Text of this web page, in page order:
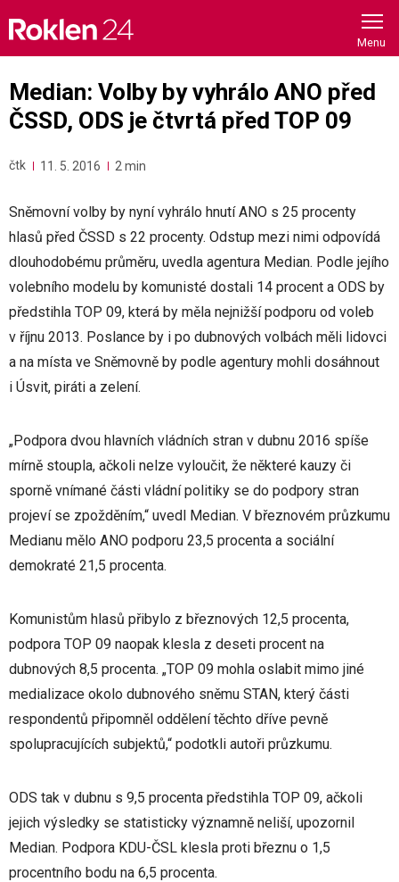
content
Median: Volby by vyhrálo ANO před
ČSSD, ODS je čtvrtá před TOP 09
čtk 11. 5. 2016 2 min
Sněmovní volby by nyní vyhrálo hnutí ANO s 25 procenty
hlasů před ČSSD s 22 procenty. Odstup mezi nimi odpovídá
dlouhodobému průměru, uvedla agentura Median. Podle jejího
volebního modelu by komunisté dostali 14 procent a ODS by
předstihla TOP 09, která by měla nejnižší podporu od voleb
v říjnu 2013. Poslance by i po dubnových volbách měli lidovci
a na místa ve Sněmovně by podle agentury mohli dosáhnout
i Úsvit, piráti a zelení.
„Podpora dvou hlavních vládních stran v dubnu 2016 spíše
mírně stoupla, ačkoli nelze vyloučit, že některé kauzy či
sporně vnímané části vládní politiky se do podpory stran
projeví se zpožděním,“ uvedl Median. V březnovém průzkumu
Medianu mělo ANO podporu 23,5 procenta a sociální
demokraté 21,5 procenta.
Komunistům hlasů přibylo z březnových 12,5 procenta,
podpora TOP 09 naopak klesla z deseti procent na
dubnových 8,5 procenta. „TOP 09 mohla oslabit mimo jiné
medializace okolo dubnového sněmu STAN, který části
respondentů připomněl oddělení těchto dříve pevně
spolupracujících subjektů,“ podotkli autoři průzkumu.
ODS tak v dubnu s 9,5 procenta předstihla TOP 09, ačkoli
jejich výsledky se statisticky významně neliší, upozornil
Median. Podpora KDU-ČSL klesla proti březnu o 1,5
procentního bodu na 6,5 procenta.